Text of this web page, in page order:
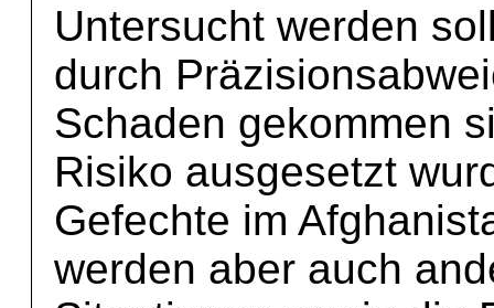
Untersucht werden
durch
Schaden gekommen
Risiko ausgesetzt
Gefechte im
werden aber auch